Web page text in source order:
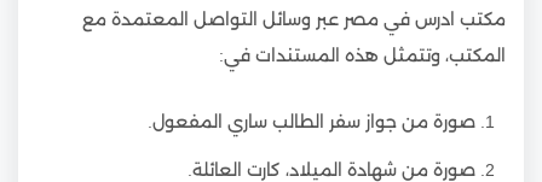
مكتب ادرس في مصر عبر وسائل التواصل المعتمدة مع
المكتب، وتتمثل هذه المستندات في:
صورة من جواز سفر الطالب ساري المفعول.
صورة من شهادة الميلاد، كارت العائلة.